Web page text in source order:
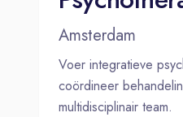
Amsterdam
Voer integratieve
coördineer
multidisciplinair team.